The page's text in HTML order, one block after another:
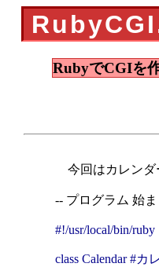
RubyでCGIを
今回はカレンダ
-- プログラム 始ま
#!/usr/local/bin/ruby
class Calendar #